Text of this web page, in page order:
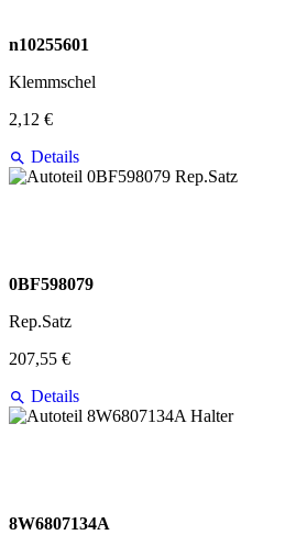
n10255601
Klemmschel
2,12 €
Details
0BF598079
Rep.Satz
207,55 €
Details
8W6807134A